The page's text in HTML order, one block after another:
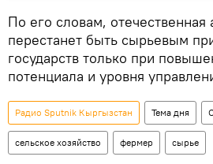
По его словам, отечественная
перестанет быть сырьевым
государств только при
потенциала и уровня
Радио Sputnik Кыргызстан Тема дня
сельское хозяйство фермер сырье